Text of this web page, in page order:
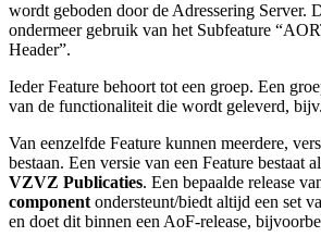
wordt geboden door de Adressering Server.
ondermeer gebruik van het Subfeature
Header”.
Ieder Feature behoort tot een groep. Een
van de functionaliteit die wordt geleverd,
Van eenzelfde Feature kunnen meerdere,
bestaan. Een versie van een Feature bestaat
VZVZ Publicaties. Een bepaalde release
component ondersteunt/biedt altijd een set
en doet dit binnen een AoF-release,